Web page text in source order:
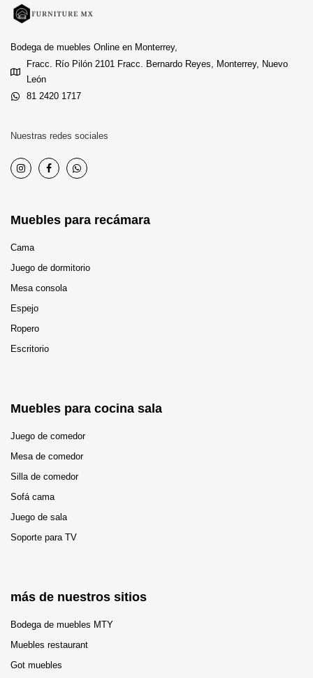
Bodega de muebles Online en Monterrey,
Fracc. Río Pilón 2101 Fracc. Bernardo Reyes, Monterrey, Nuevo
León
81 2420 1717
Nuestras redes sociales
Muebles para recámara
Cama
Juego de dormitorio
Mesa consola
Espejo
Ropero
Escritorio
Muebles para cocina sala
Juego de comedor
Mesa de comedor
Silla de comedor
Sofá cama
Juego de sala
Soporte para TV
más de nuestros sitios
Bodega de muebles MTY
Muebles restaurant
Got muebles